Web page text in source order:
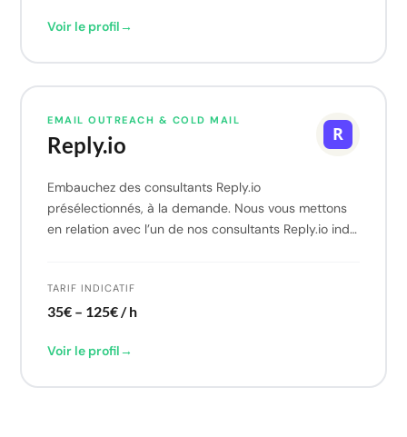
Voir le profil→
EMAIL OUTREACH & COLD MAIL
Reply.io
Embauchez des consultants Reply.io
présélectionnés, à la demande. Nous vous mettons
en relation avec l’un de nos consultants Reply.io ind…
TARIF INDICATIF
35€ – 125€ / h
Voir le profil→